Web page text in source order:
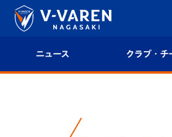
ニュース クラブ・チ